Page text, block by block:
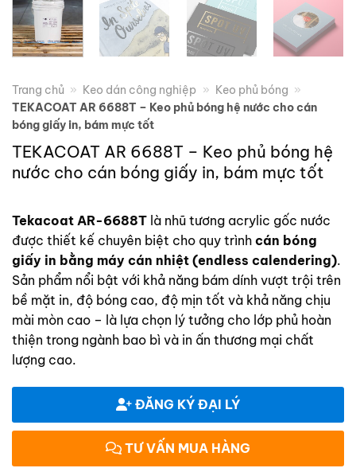
Trang chủ » Keo dán công nghiệp » Keo phủ bóng »
TEKACOAT AR 6688T – Keo phủ bóng hệ nước cho cán
bóng giấy in, bám mực tốt
TEKACOAT AR 6688T – Keo phủ bóng hệ
nước cho cán bóng giấy in, bám mực tốt
Tekacoat AR-6688T là nhũ tương acrylic gốc nước
được thiết kế chuyên biệt cho quy trình cán bóng
giấy in bằng máy cán nhiệt (endless calendering).
Sản phẩm nổi bật với khả năng bám dính vượt trội trên
bề mặt in, độ bóng cao, độ mịn tốt và khả năng chịu
mài mòn cao – là lựa chọn lý tưởng cho lớp phủ hoàn
thiện trong ngành bao bì và in ấn thương mại chất
lượng cao.
ĐĂNG KÝ ĐẠI LÝ
TƯ VẤN MUA HÀNG